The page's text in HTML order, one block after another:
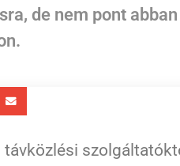
de nem pont
távközlési